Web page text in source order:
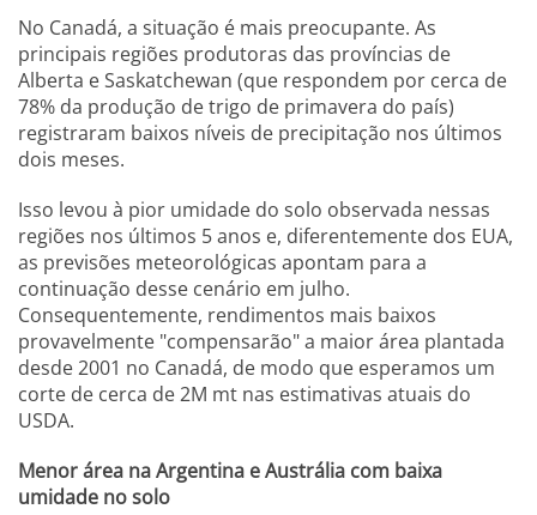
No Canadá, a situação é mais preocupante. As
principais regiões produtoras das províncias de
Alberta e Saskatchewan (que respondem por cerca de
78% da produção de trigo de primavera do país)
registraram baixos níveis de precipitação nos últimos
dois meses.
Isso levou à pior umidade do solo observada nessas
regiões nos últimos 5 anos e, diferentemente dos EUA,
as previsões meteorológicas apontam para a
continuação desse cenário em julho.
Consequentemente, rendimentos mais baixos
provavelmente "compensarão" a maior área plantada
desde 2001 no Canadá, de modo que esperamos um
corte de cerca de 2M mt nas estimativas atuais do
USDA.
Menor área na Argentina e Austrália com baixa
umidade no solo